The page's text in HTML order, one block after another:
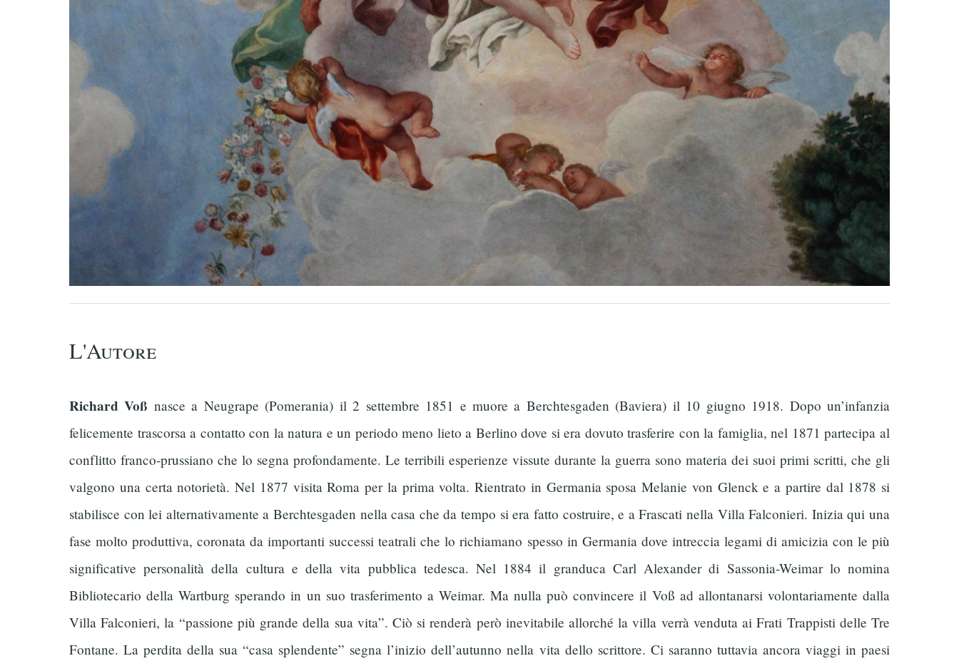
L'Autore
Richard Voß nasce a Neugrape (Pomerania) il 2 settembre 1851 e muore a Berchtesgaden (Baviera) il 10 giugno 1918. Dopo un’infanzia
felicemente trascorsa a contatto con la natura e un periodo meno lieto a Berlino dove si era dovuto trasferire con la famiglia, nel 1871 partecipa al
conflitto franco-prussiano che lo segna profondamente. Le terribili esperienze vissute durante la guerra sono materia dei suoi primi scritti, che gli
valgono una certa notorietà. Nel 1877 visita Roma per la prima volta. Rientrato in Germania sposa Melanie von Glenck e a partire dal 1878 si
stabilisce con lei alternativamente a Berchtesgaden nella casa che da tempo si era fatto costruire, e a Frascati nella Villa Falconieri. Inizia qui una
fase molto produttiva, coronata da importanti successi teatrali che lo richiamano spesso in Germania dove intreccia legami di amicizia con le più
significative personalità della cultura e della vita pubblica tedesca. Nel 1884 il granduca Carl Alexander di Sassonia-Weimar lo nomina
Bibliotecario della Wartburg sperando in un suo trasferimento a Weimar. Ma nulla può convincere il Voß ad allontanarsi volontariamente dalla
Villa Falconieri, la “passione più grande della sua vita”. Ciò si renderà però inevitabile allorché la villa verrà venduta ai Frati Trappisti delle Tre
Fontane. La perdita della sua “casa splendente” segna l’inizio dell’autunno nella vita dello scrittore. Ci saranno tuttavia ancora viaggi in paesi